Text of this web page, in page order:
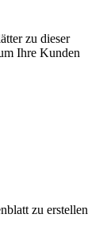
zu dieser
Ihre Kunden
zu erstellen